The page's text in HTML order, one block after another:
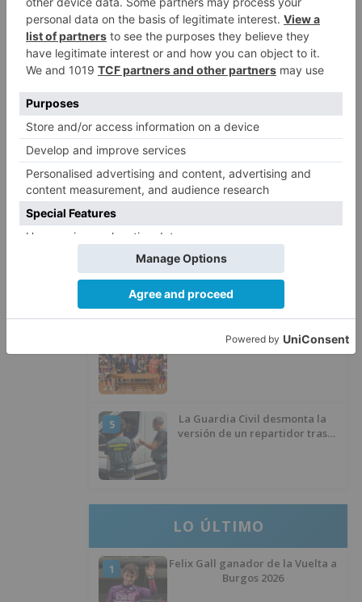
LO + VISTO
Fallece un ciclista en Burgos tras
avisar otro conductor que se
2
Villatoro da el primer paso para
dejar atrás su aislamiento con el
inicio de la senda peatonal y
ciclista
Un hombre de 80 años resulta
herido en Burgos tras la colisión
entre un turismo y un camión
La provincia de Burgos celebra
el día de su patrón
5
La Guardia Civil desmonta la
versión de un repartidor tras
LO ÚLTIMO
1
Felix Gall ganador de la Vuelta a
Burgos 2026